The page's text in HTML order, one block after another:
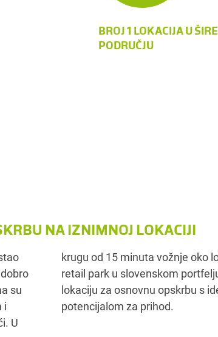
BROJ 1 LOKACIJA U
PODRUČJU
NA IZNIMNOJ LOKACIJI
su
i
U
i
potencijalom za prihod.